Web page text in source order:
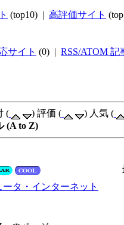
(top10) | 高評価サイト
サイト (0) | RSS/ATOM 記
( ) 評価 ( ) 人気 (
(A to Z)
ータ・インターネット